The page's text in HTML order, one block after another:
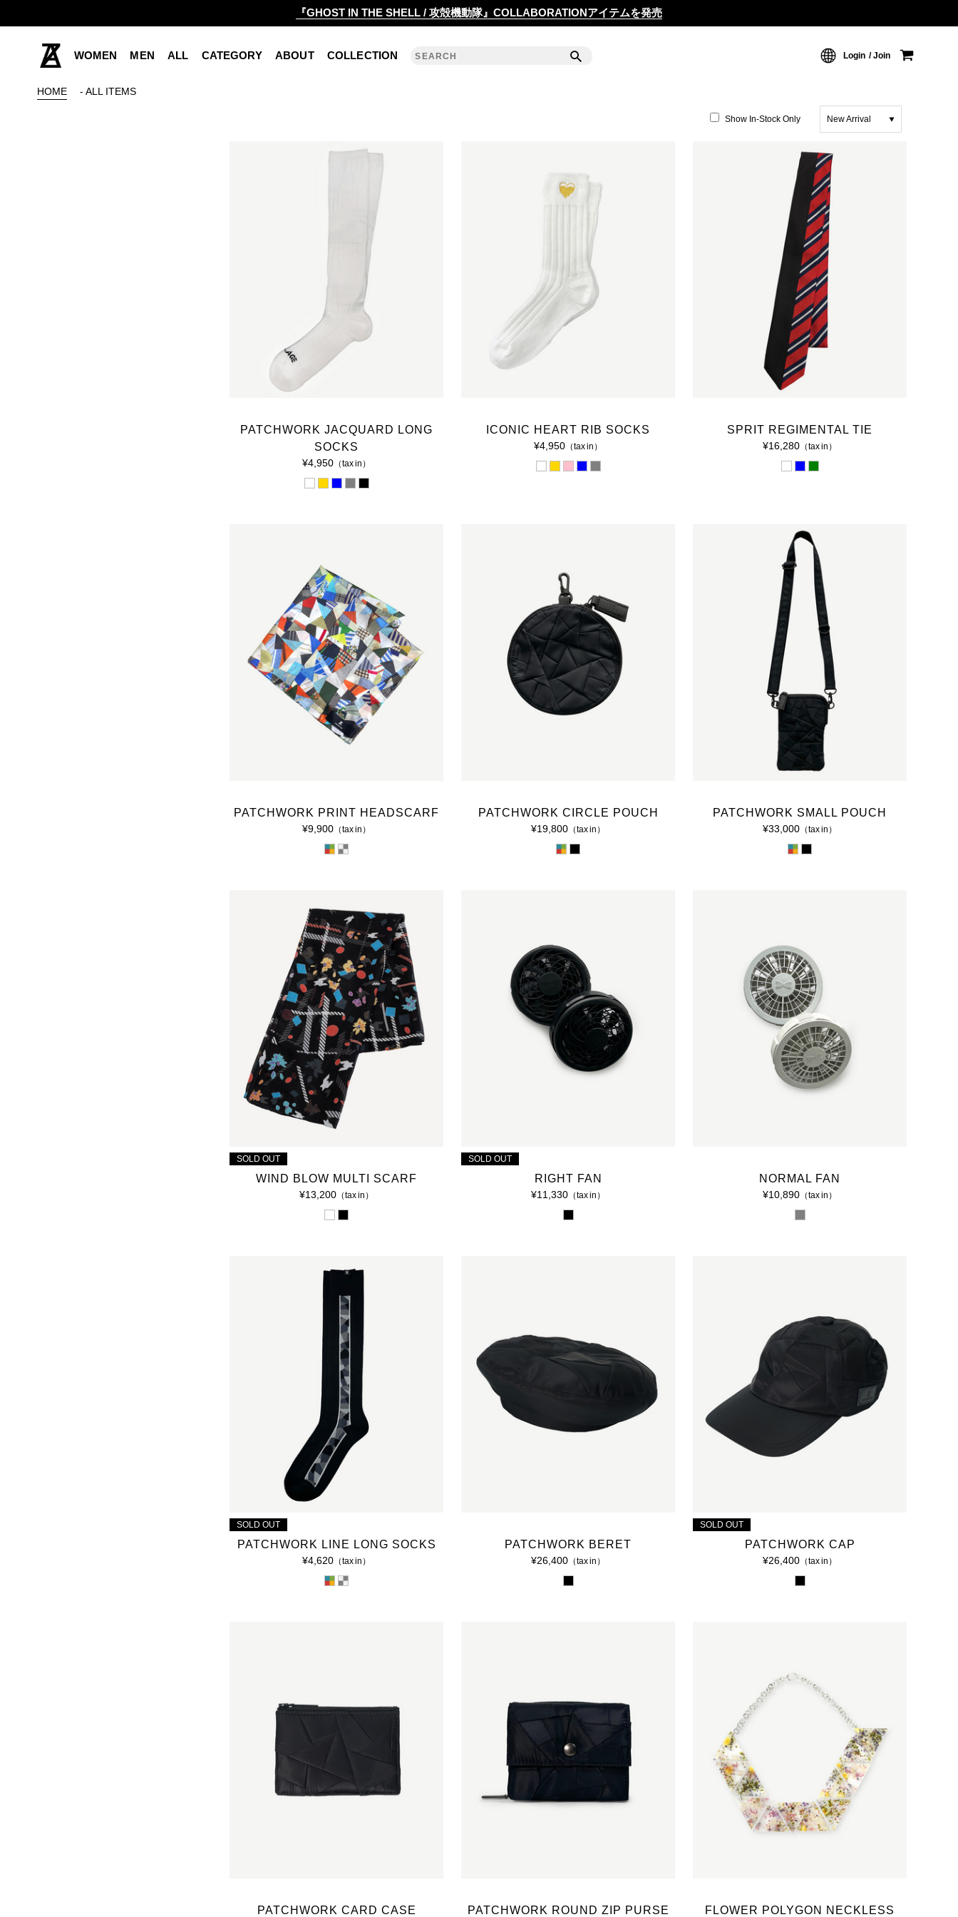
『GHOST IN THE SHELL / 攻殻機動隊』COLLABORATIONアイテムを発売
WOMEN MEN ALL CATEGORY ABOUT COLLECTION Login Join
2020 S/S COLLECTION 'ANGLE'
2018 S/S COLLECTION 'POWER'
2016 A/W COLLECTION 'NOISE'
2016 S/S COLLECTION 'REFLECT'
2015 A/W COLLECTION 'LIGHT'
2014 S/S COLLECTION 'SIZE'
2012 S/S COLLECTION 'SHELL'
2011 A/W COLLECTION 'LOW'
2011 S/S COLLECTION 'AIR'
2010 A/W COLLECTION 'WIDESHORTSLIMLONG'
2010 S/S COLLECTION 'SILHOUETTE'
2008 A/W COLLECTION 'MUTYU'
2008 S/S COLLECTION 'NO MORE'
2007 S/S COLLECTION 'INORI'
2006 A/W COLLECTION 'KANON'
2006 S/S COLLECTION 'BUTTER'
HOME - ALL ITEMS
Show In-Stock Only New Arrival
PATCHWORK JACQUARD LONG
SOCKS
¥4,950（tax in）
ICONIC HEART RIB SOCKS
¥4,950（tax in）
SPRIT REGIMENTAL TIE
¥16,280（tax in）
PATCHWORK PRINT HEADSCARF
¥9,900（tax in）
PATCHWORK CIRCLE POUCH
¥19,800（tax in）
PATCHWORK SMALL POUCH
¥33,000（tax in）
SOLD OUT
WIND BLOW MULTI SCARF
¥13,200（tax in）
SOLD OUT
RIGHT FAN
¥11,330（tax in）
NORMAL FAN
¥10,890（tax in）
SOLD OUT
PATCHWORK LINE LONG SOCKS
¥4,620（tax in）
PATCHWORK BERET
¥26,400（tax in）
SOLD OUT
PATCHWORK CAP
¥26,400（tax in）
PATCHWORK CARD CASE PATCHWORK ROUND ZIP PURSE FLOWER POLYGON NECKLESS